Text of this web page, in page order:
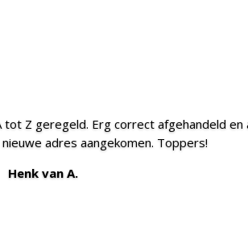
Z geregeld. Erg correct afgehandeld en
adres aangekomen. Toppers!
Henk van A.